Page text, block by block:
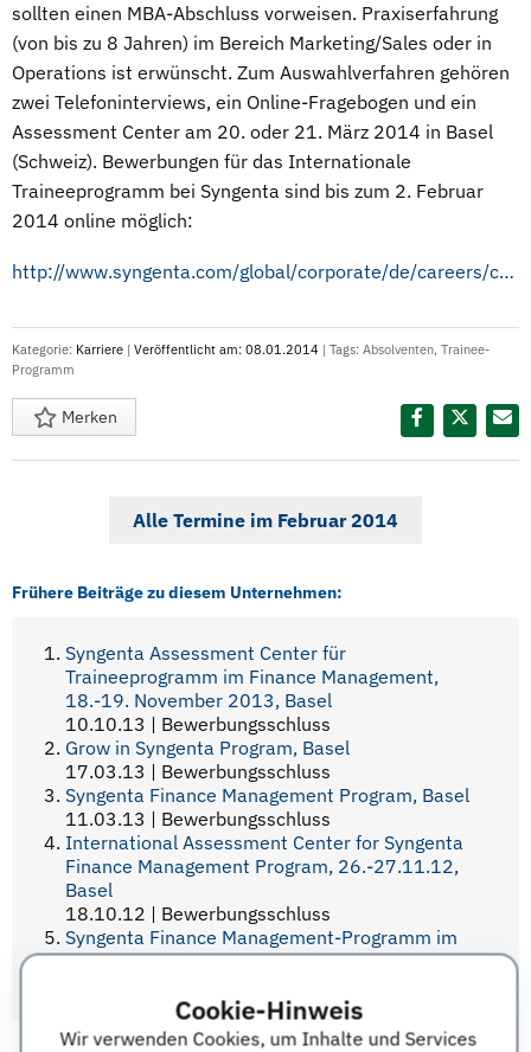
Cookie-Hinweis
Wir verwenden Cookies, um Inhalte und Services
sollten einen MBA-Abschluss vorweisen. Praxiserfahrung
(von bis zu 8 Jahren) im Bereich Marketing/Sales oder in
Operations ist erwünscht. Zum Auswahlverfahren gehören
zwei Telefoninterviews, ein Online-Fragebogen und ein
Assessment Center am 20. oder 21. März 2014 in Basel
(Schweiz). Bewerbungen für das Internationale
Traineeprogramm bei Syngenta sind bis zum 2. Februar
2014 online möglich:
http://www.syngenta.com/global/corporate/de/careers/careers-for-graduates/Seiten/mba-graduate-program.aspx
Kategorie: Karriere | Veröffentlicht am: 08.01.2014 | Tags: Absolventen, Trainee-
Programm
Merken
Alle Termine im Februar 2014
Frühere Beiträge zu diesem Unternehmen:
Syngenta Assessment Center für
Traineeprogramm im Finance Management,
18.-19. November 2013, Basel
10.10.13 | Bewerbungsschluss
Grow in Syngenta Program, Basel
17.03.13 | Bewerbungsschluss
Syngenta Finance Management Program, Basel
11.03.13 | Bewerbungsschluss
International Assessment Center for Syngenta
Finance Management Program, 26.-27.11.12,
Basel
18.10.12 | Bewerbungsschluss
Syngenta Finance Management-Programm im
Agribusiness, Schweiz